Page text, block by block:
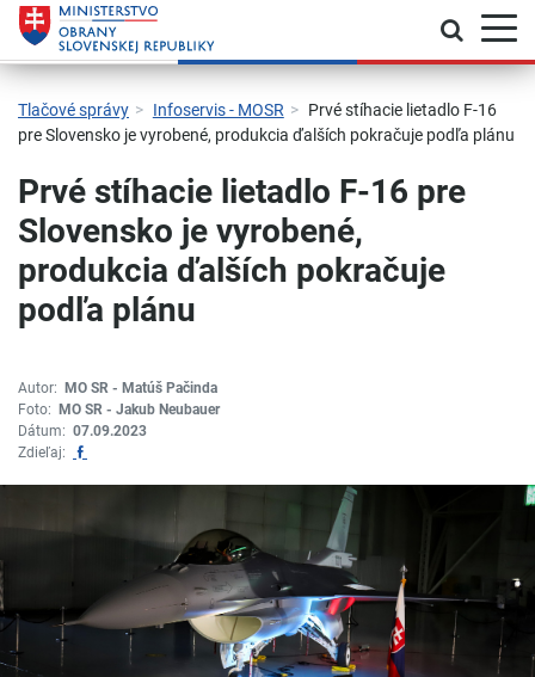
Skočiť na hlavnú navigáciu
Skočiť na obsah
Skočiť na bočný panel
Skočiť na pätičku
Kontakt
Prehlásenie o prístupnosti
Tlačové správy Infoservis - MOSR
Prvé stíhacie lietadlo F-16
pre Slovensko je vyrobené, produkcia ďalších pokračuje podľa plánu
Prvé stíhacie lietadlo F-16 pre
Slovensko je vyrobené,
produkcia ďalších pokračuje
podľa plánu
Autor:
MO SR - Matúš Pačinda
Foto:
MO SR - Jakub Neubauer
Dátum: 07.09.2023
Zdieľaj: